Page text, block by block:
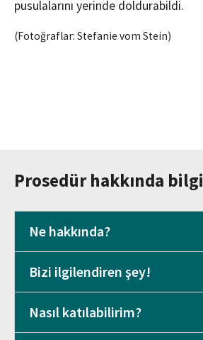
pusulalarını yerinde doldurabildi.
(Fotoğraflar: Stefanie vom Stein)
Prosedür hakkında bilgi
Ne hakkında?
Bizi ilgilendiren şey!
Nasıl katılabilirim?